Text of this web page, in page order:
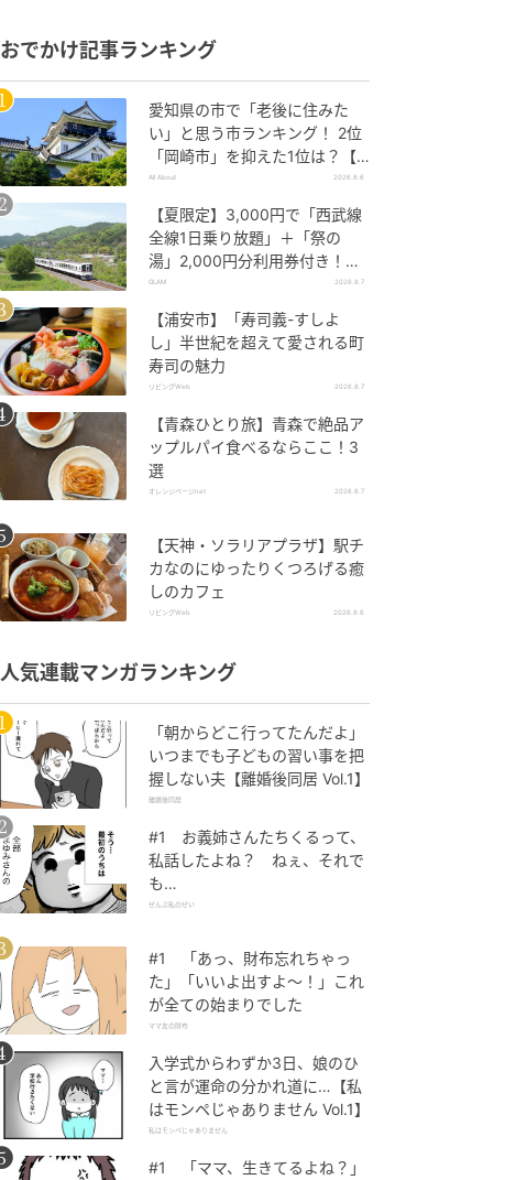
おでかけ記事ランキング
愛知県の市で「老後に住みた
い」と思う市ランキング！ 2位
「岡崎市」を抑えた1位は？【2
026年調査】
All About 2026.8.6
【夏限定】3,000円で「西武線
全線1日乗り放題」＋「祭の
湯」2,000円分利用券付き！
『秩父 夏のおでかけきっぷ』で
GLAM 2026.8.7
【浦安市】「寿司義-すしよ
し」半世紀を超えて愛される町
寿司の魅力
リビングWeb 2026.8.7
【青森ひとり旅】青森で絶品ア
ップルパイ食べるならここ！3
選
オレンジページnet 2026.8.7
【天神・ソラリアプラザ】駅チ
カなのにゆったりくつろげる癒
しのカフェ
リビングWeb 2026.8.6
人気連載マンガランキング
「朝からどこ行ってたんだよ」
いつまでも子どもの習い事を把
握しない夫【離婚後同居 Vol.1】
離婚後同居
#1 お義姉さんたちくるって、
私話したよね？ ねぇ、それで
も…
ぜんぶ私のせい
#1 「あっ、財布忘れちゃっ
た」「いいよ出すよ〜！」これ
が全ての始まりでした
ママ友の財布
入学式からわずか3日、娘のひ
と言が運命の分かれ道に…【私
はモンペじゃありません Vol.1】
私はモンペじゃありません
#1 「ママ、生きてるよね？」